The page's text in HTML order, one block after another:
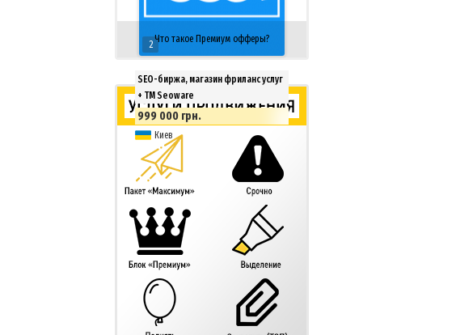
2
SEO-биржа, магазин фриланс услуг
+ ТМ Seoware
999 000 грн.
Киев
Что такое Премиум офферы?